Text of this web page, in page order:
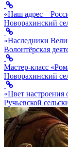
«Наш адрес –
Новорахинский
«Наследники
Волонтёрская
Мастер-класс
Новорахинский
«Цвет настроения
Ручьевской